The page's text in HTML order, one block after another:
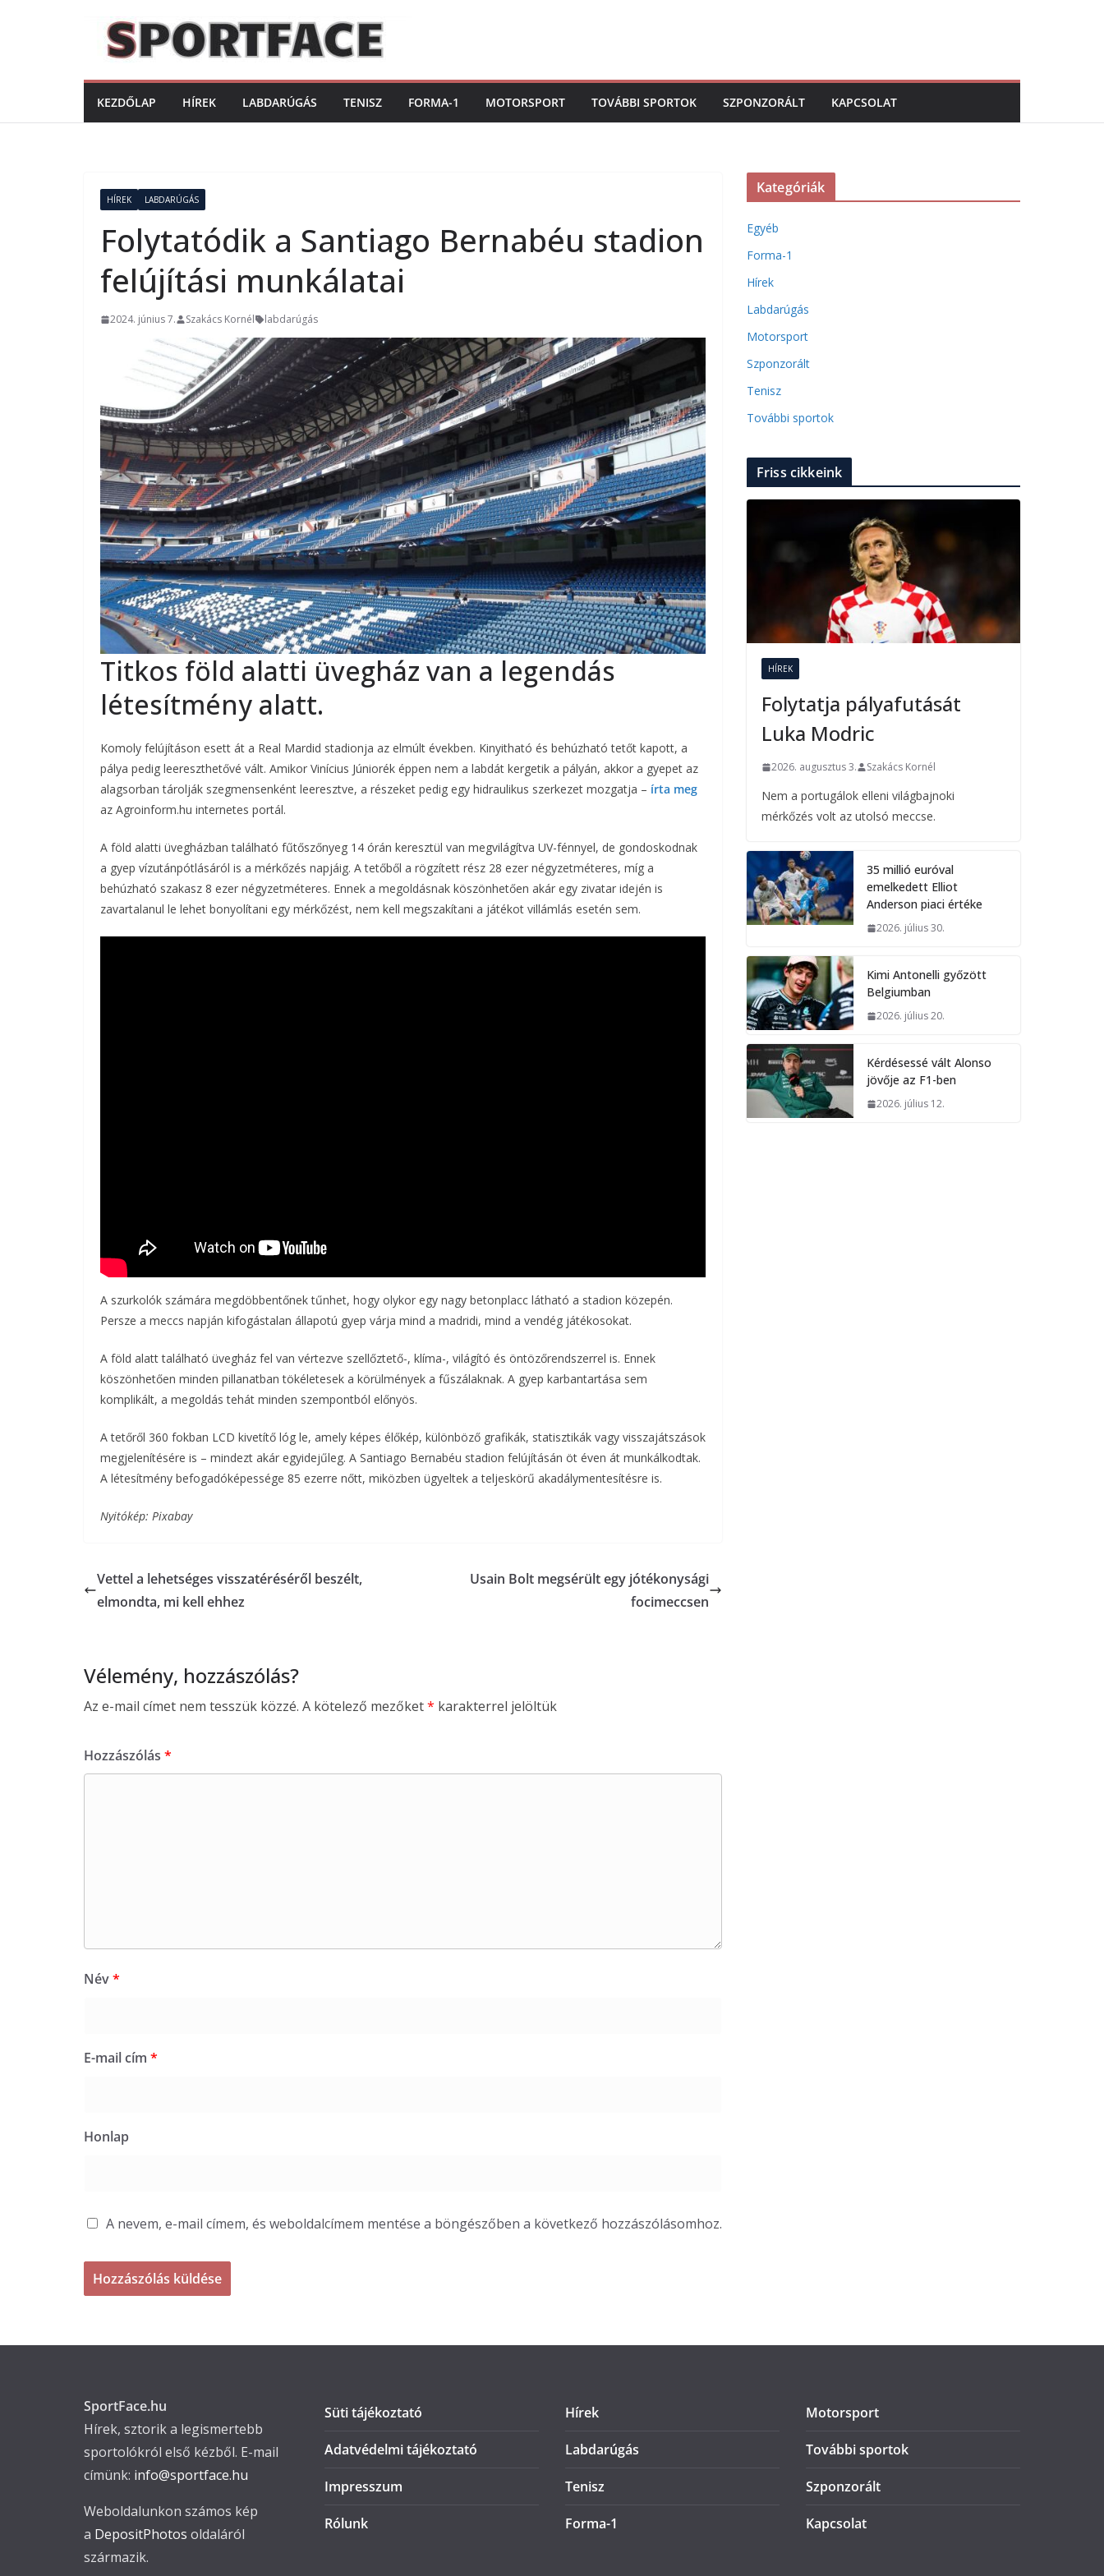
KEZDŐLAP HÍREK LABDARÚGÁS TENISZ FORMA-1 MOTORSPORT TOVÁBBI SPORTOK SZPONZORÁLT KAPCSOLAT
HÍREK LABDARÚGÁS
Folytatódik a Santiago Bernabéu stadion
felújítási munkálatai
2024. június 7. Szakács Kornél labdarúgás
Titkos föld alatti üvegház van a legendás
létesítmény alatt.
Komoly felújításon esett át a Real Mardid stadionja az elmúlt években. Kinyitható és behúzható tetőt kapott, a
pálya pedig leereszthetővé vált. Amikor Vinícius Júniorék éppen nem a labdát kergetik a pályán, akkor a gyepet az
alagsorban tárolják szegmensenként leeresztve, a részeket pedig egy hidraulikus szerkezet mozgatja – írta meg
az Agroinform.hu internetes portál.
A föld alatti üvegházban található fűtőszőnyeg 14 órán keresztül van megvilágítva UV-fénnyel, de gondoskodnak
a gyep vízutánpótlásáról is a mérkőzés napjáig. A tetőből a rögzített rész 28 ezer négyzetméteres, míg a
behúzható szakasz 8 ezer négyzetméteres. Ennek a megoldásnak köszönhetően akár egy zivatar idején is
zavartalanul le lehet bonyolítani egy mérkőzést, nem kell megszakítani a játékot villámlás esetén sem.
A szurkolók számára megdöbbentőnek tűnhet, hogy olykor egy nagy betonplacc látható a stadion közepén.
Persze a meccs napján kifogástalan állapotú gyep várja mind a madridi, mind a vendég játékosokat.
A föld alatt található üvegház fel van vértezve szellőztető-, klíma-, világító és öntözőrendszerrel is. Ennek
köszönhetően minden pillanatban tökéletesek a körülmények a fűszálaknak. A gyep karbantartása sem
komplikált, a megoldás tehát minden szempontból előnyös.
A tetőről 360 fokban LCD kivetítő lóg le, amely képes élőkép, különböző grafikák, statisztikák vagy visszajátszások
megjelenítésére is – mindezt akár egyidejűleg. A Santiago Bernabéu stadion felújításán öt éven át munkálkodtak.
A létesítmény befogadóképessége 85 ezerre nőtt, miközben ügyeltek a teljeskörű akadálymentesítésre is.
Nyitókép: Pixabay
Vettel a lehetséges visszatéréséről beszélt,
elmondta, mi kell ehhez
Usain Bolt megsérült egy jótékonysági
focimeccsen
Vélemény, hozzászólás?
Az e-mail címet nem tesszük közzé. A kötelező mezőket* karakterrel jelöltük
Hozzászólás *
Név*
E-mail cím *
Honlap
A nevem, e-mail címem, és weboldalcímem mentése a böngészőben a következő hozzászólásomhoz.
Kategóriák
Egyéb
Forma-1
Hírek
Labdarúgás
Motorsport
Szponzorált
Tenisz
További sportok
Friss cikkeink
HÍREK
Folytatja pályafutását
Luka Modric
2026. augusztus 3. Szakács Kornél
Nem a portugálok elleni világbajnoki
mérkőzés volt az utolsó meccse.
35 millió euróval
emelkedett Elliot
Anderson piaci értéke
2026. július 30.
Kimi Antonelli győzött
Belgiumban
2026. július 20.
Kérdésessé vált Alonso
jövője az F1-ben
2026. július 12.
SportFace.hu
Hírek, sztorik a legismertebb
sportolókról első kézből. E-mail
címünk: info@sportface.hu
Weboldalunkon számos kép
a DepositPhotos oldaláról
származik.
Süti tájékoztató
Adatvédelmi tájékoztató
Impresszum
Rólunk
Hírek
Labdarúgás
Tenisz
Forma-1
Motorsport
További sportok
Szponzorált
Kapcsolat